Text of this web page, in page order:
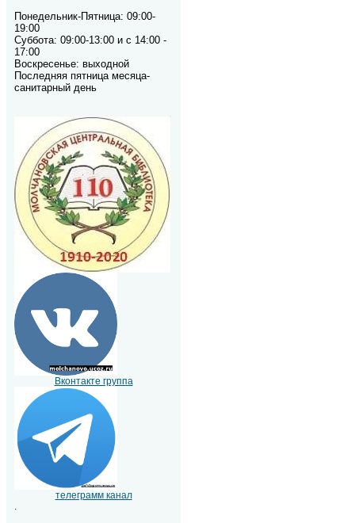
Понедельник-Пятница: 09:00-
19:00
Суббота: 09:00-13:00 и с 14:00 -
17:00
Воскресенье: выходной
Последняя пятница месяца-
санитарный день
Вконтакте группа
телеграмм канал
.